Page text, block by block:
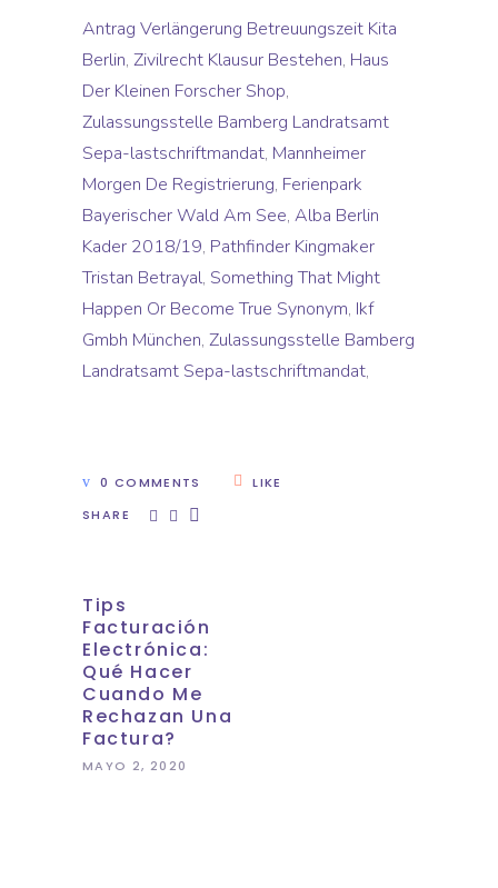
Antrag Verlängerung Betreuungszeit Kita
Berlin, Zivilrecht Klausur Bestehen, Haus
Der Kleinen Forscher Shop,
Zulassungsstelle Bamberg Landratsamt
Sepa-lastschriftmandat, Mannheimer
Morgen De Registrierung, Ferienpark
Bayerischer Wald Am See, Alba Berlin
Kader 2018/19, Pathfinder Kingmaker
Tristan Betrayal, Something That Might
Happen Or Become True Synonym, Ikf
Gmbh München, Zulassungsstelle Bamberg
Landratsamt Sepa-lastschriftmandat,
0 COMMENTS
LIKE
SHARE
Tips
Facturación
Electrónica:
Qué Hacer
Cuando Me
Rechazan Una
Factura?
MAYO 2, 2020